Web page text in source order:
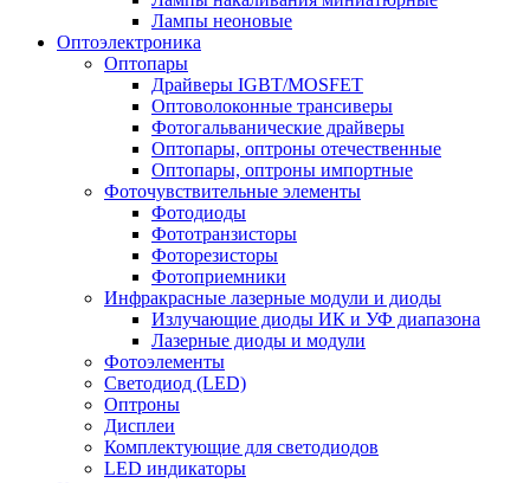
Лампы неоновые
Оптоэлектроника
Оптопары
Драйверы IGBT/MOSFET
Оптоволоконные трансиверы
Фотогальванические драйверы
Оптопары, оптроны отечественные
Оптопары, оптроны импортные
Фоточувствительные элементы
Фотодиоды
Фототранзисторы
Фоторезисторы
Фотоприемники
Инфракрасные лазерные модули и диоды
Излучающие диоды ИК и УФ диапазона
Лазерные диоды и модули
Фотоэлементы
Светодиод (LED)
Оптроны
Дисплеи
Комплектующие для светодиодов
LED индикаторы